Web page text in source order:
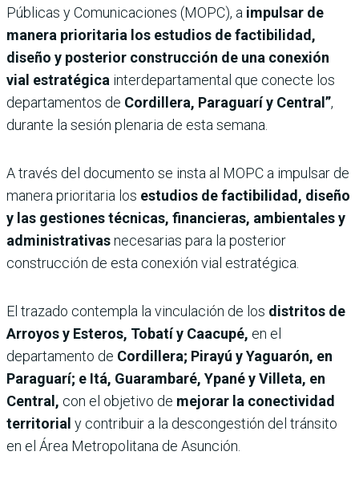
Públicas y Comunicaciones (MOPC), a impulsar de
manera prioritaria los estudios de factibilidad,
diseño y posterior construcción de una conexión
vial estratégica interdepartamental que conecte los
departamentos de Cordillera, Paraguarí y Central”,
durante la sesión plenaria de esta semana.
A través del documento se insta al MOPC a impulsar de
manera prioritaria los estudios de factibilidad, diseño
y las gestiones técnicas, financieras, ambientales y
administrativasnecesarias para la posterior
construcción de esta conexión vial estratégica.
El trazado contempla la vinculación de los distritos de
Arroyos y Esteros, Tobatí y Caacupé, en el
departamento de Cordillera; Pirayú y Yaguarón, en
Paraguarí; e Itá, Guarambaré, Ypané y Villeta, en
Central, con el objetivo de mejorar la conectividad
territorial y contribuir a la descongestión del tránsito
en el Área Metropolitana de Asunción.